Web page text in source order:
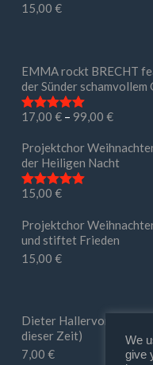
15,00 €
EMMA rockt BRECHT
der Sünder schamvollem
Bewertet mit
17,00 €– 99,00 €
Projektchor
der Heiligen Nacht
Bewertet mit
15,00 €
Projektchor
und stiftet Frieden
15,00 €
Dieter Hallervorden - Ihr
dieser Zeit)
7,00 €
We
give